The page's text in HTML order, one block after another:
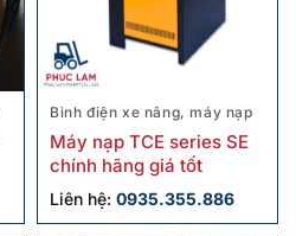
Bình điện xe nâng, máy nạp
Máy nạp TCE series SE
chính hãng giá tốt
Liên hệ: 0935.355.886